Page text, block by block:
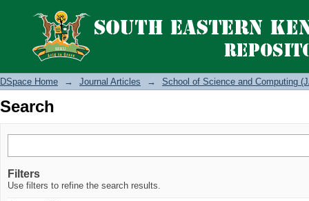
Search
DSpace Home → Journal Articles → School of Science and Computing
Search
Filters
Use filters to refine the search results.